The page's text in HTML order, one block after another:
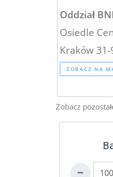
Oddział
Osiedle
Kraków 31-
ZOBACZ NA
Zobacz